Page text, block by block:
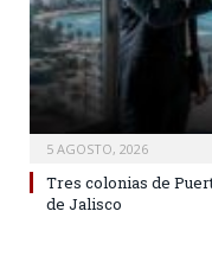
5 AGOSTO, 2026
Tres colonias de
de Jalisco